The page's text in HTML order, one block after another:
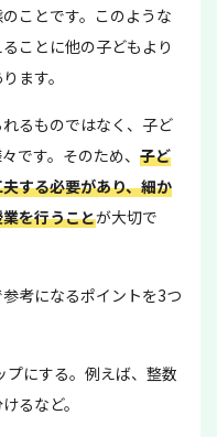
ことです。このような
ことに他の子どもより
ます。
るものではなく、子ど
です。そのため、 子ど
する必要があり、細か
を行うことが大切で
考になるポイントを3つ
にする。例えば、整数
るなど。